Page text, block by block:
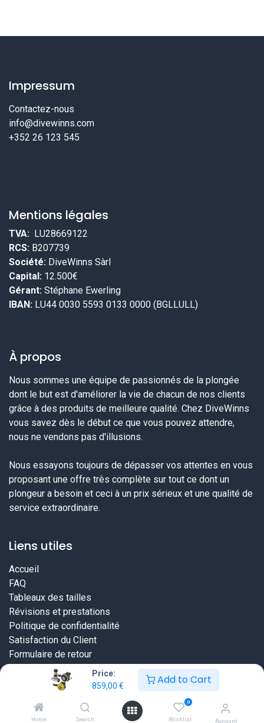
Price:
859,00 € Add to Cart
Home Search
0
Wishlist Account
Impressum
Contactez-nous
info@divewinns.com
+352 26 123 545
Mentions légales
TVA: LU28669122
RCS: B207739
Société: DiveWinns Sàrl
Capital: 12.500€
Gérant: Stéphane Ewerling
IBAN: LU44 0030 5593 0133 0000 (BGLLULL)
À propos
Nous sommes une équipe de passionnés de la plongée
dont le but est d'améliorer la vie de chacun de nos clients
grâce à des produits de meilleure qualité. Chez DiveWinns
vous savez dès le début ce que vous pouvez attendre,
nous ne vendons pas d'illusions.
Nous essayons toujours de dépasser vos attentes en vous
proposant une offre très complète sur tout ce dont un
plongeur a besoin et ceci à un prix sérieux et une qualité de
service extraordinaire.
Liens utiles
Accueil
FAQ
Tableaux des tailles
Révisions et prestations
Politique de confidentialité
Satisfaction du Client
Formulaire de retour
Copyright © DiveWinns Sàrl